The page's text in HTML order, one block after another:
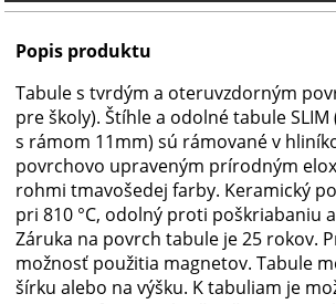
Popis produktu
Tabule s tvrdým a oteruvzdorným
pre školy). Štíhle a odolné tabule
s rámom 11mm) sú rámované v
povrchovo upraveným prírodným
rohmi tmavošedej farby. Keramický
pri 810 °C, odolný proti poškriabaniu
Záruka na povrch tabule je 25 rokov.
možnosť použitia magnetov. Tabule
šírku alebo na výšku. K tabuliam je